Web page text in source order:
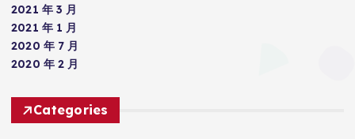
2021 年 3 月
2021 年 1 月
2020 年 7 月
2020 年 2 月
Categories